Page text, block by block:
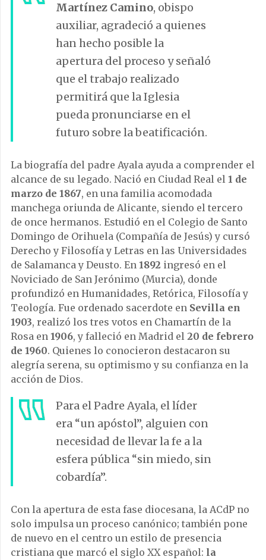
Martínez Camino, obispo
auxiliar, agradeció a quienes
han hecho posible la
apertura del proceso y señaló
que el trabajo realizado
permitirá que la Iglesia
pueda pronunciarse en el
futuro sobre la beatificación.
La biografía del padre Ayala ayuda a comprender el
alcance de su legado. Nació en Ciudad Real el 1 de
marzo de 1867, en una familia acomodada
manchega oriunda de Alicante, siendo el tercero
de once hermanos. Estudió en el Colegio de Santo
Domingo de Orihuela (Compañía de Jesús) y cursó
Derecho y Filosofía y Letras en las Universidades
de Salamanca y Deusto. En 1892 ingresó en el
Noviciado de San Jerónimo (Murcia), donde
profundizó en Humanidades, Retórica, Filosofía y
Teología. Fue ordenado sacerdote en Sevilla en
1903, realizó los tres votos en Chamartín de la
Rosa en 1906, y falleció en Madrid el 20 de febrero
de 1960. Quienes lo conocieron destacaron su
alegría serena, su optimismo y su confianza en la
acción de Dios.
Para el Padre Ayala, el líder
era “un apóstol”, alguien con
necesidad de llevar la fe a la
esfera pública “sin miedo, sin
cobardía”.
Con la apertura de esta fase diocesana, la ACdP no
solo impulsa un proceso canónico; también pone
de nuevo en el centro un estilo de presencia
cristiana que marcó el siglo XX español: la